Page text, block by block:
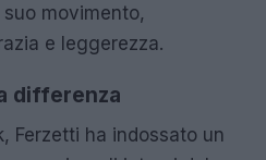
movimento,
e leggerezza.
differenza
Ferzetti ha indossato un